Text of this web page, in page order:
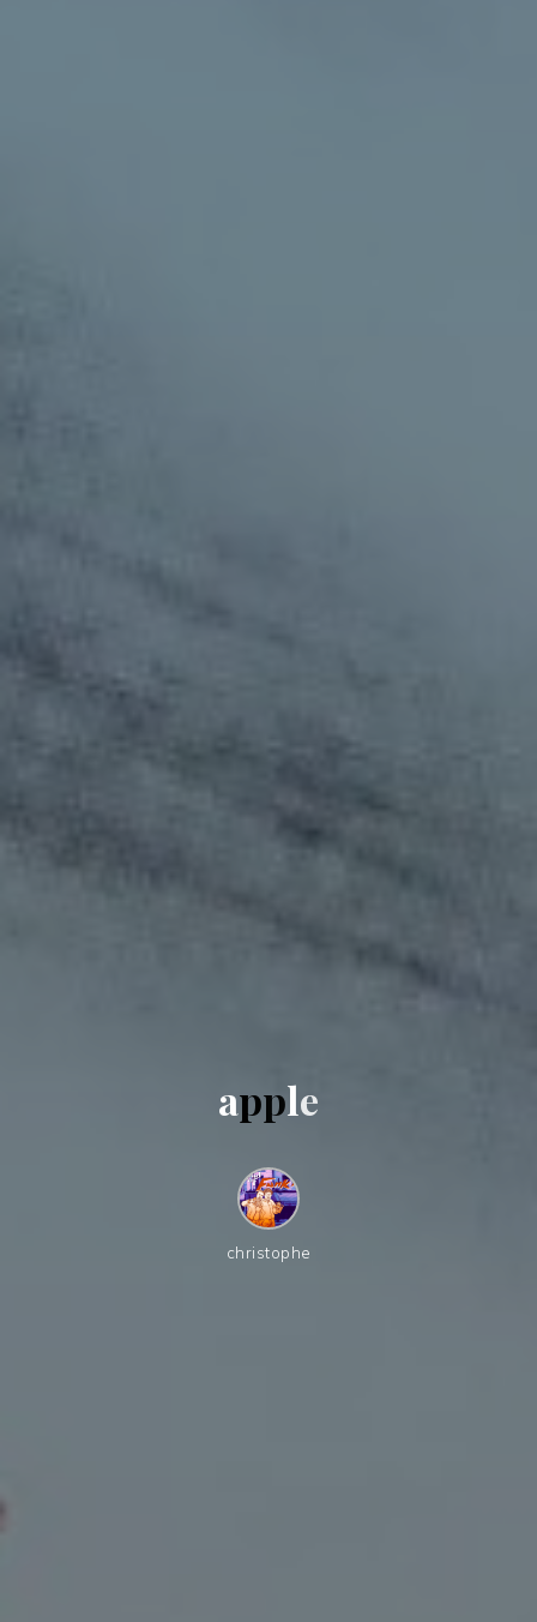
apple
christophe